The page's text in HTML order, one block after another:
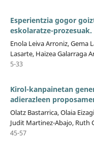
Esperientzia gogor
eskolaratze-
Enola Leiva Arroniz, Gema
Lasarte, Haizea Galarraga
5-33
Kirol-kanpainetan
adierazleen
Olatz Bastarrica, Olaia
Judit Martinez-Abajo, Ruth
45-57